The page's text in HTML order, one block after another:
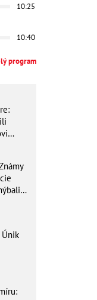
10:25
10:40
program